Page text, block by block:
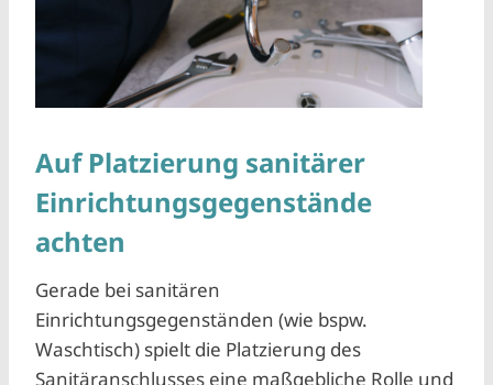
Auf Platzierung sanitärer
Einrichtungsgegenstände
achten
Gerade bei sanitären
Einrichtungsgegenständen (wie bspw.
Waschtisch) spielt die Platzierung des
Sanitäranschlusses eine maßgebliche Rolle und